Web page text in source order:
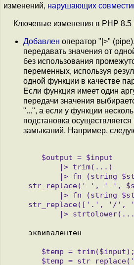
изменений, нарушающих
Ключевые изменения в PHP 8.5
Добавлен оператор "|>" (pipe),
передавать значения от
без использования
переменных, используя
одной функции в качестве
Если функция имеет один
передачи значения
"...", а если у функции
подстановка
замыканий. Например,
str_replace(' ', '-',
str_replace(['.', '/',